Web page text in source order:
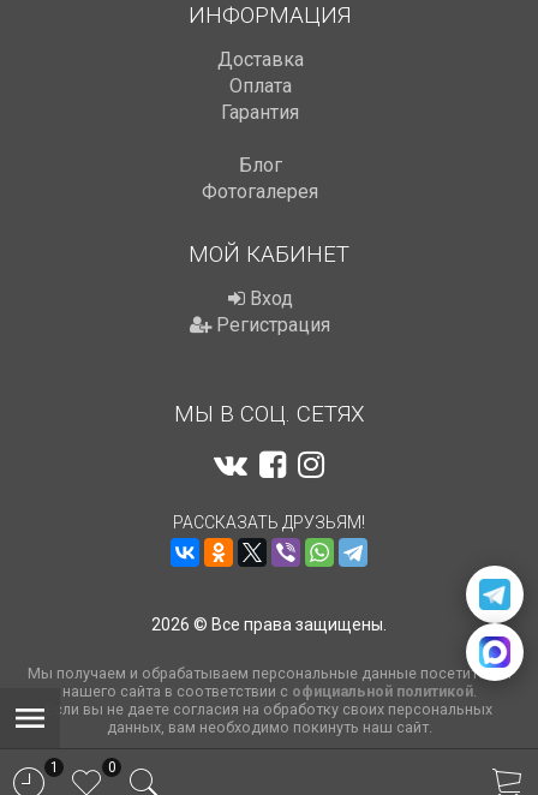
ИНФОРМАЦИЯ
Доставка
Оплата
Гарантия
Блог
Фотогалерея
МОЙ КАБИНЕТ
Вход
Регистрация
МЫ В СОЦ. СЕТЯХ
РАССКАЗАТЬ ДРУЗЬЯМ!
2026 © Все права защищены.
Мы получаем и обрабатываем персональные данные посетителей
нашего сайта в соответствии с официальной политикой.
Если вы не даете согласия на обработку своих персональных
данных, вам необходимо покинуть наш сайт.
1 0